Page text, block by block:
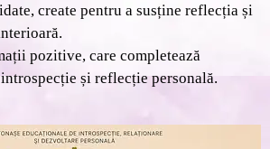
, create pentru a susține reflecția și
pozitive, care completează
și reflecție personală.